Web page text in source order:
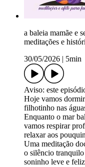
a baleia mamãe e
meditações e
30/05/2026
5min
Aviso: este
Hoje vamos
filhotinho nas
Enquanto o mar
vamos respirar
relaxar aos
Uma meditação
o silêncio
soninho leve e